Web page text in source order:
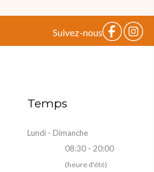
Suivez-nous
Temps
Lundi - Dimanche
08:30 - 20:00
(heure d'été)